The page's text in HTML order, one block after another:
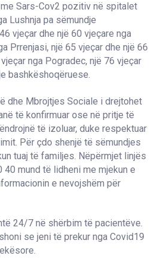
Sars-Cov2 pozitiv në spitalet
Lushnja pa sëmundje
vjeçar dhe një 60 vjeçare nga
Prrenjasi, një 65 vjeçar dhe një 66
nga Pogradec, një 76 vjeçar
bashkëshoqëruese.
dhe Mbrojtjes Sociale i drejtohet
të konfirmuar ose në pritje të
të izoluar, duke respektuar
Për çdo shenjë të sëmundjes
tuaj të familjes. Nëpërmjet linjës
mund të lidheni me mjekun e
e nevojshëm për
24/7 në shërbim të pacientëve.
se jeni të prekur nga Covid19